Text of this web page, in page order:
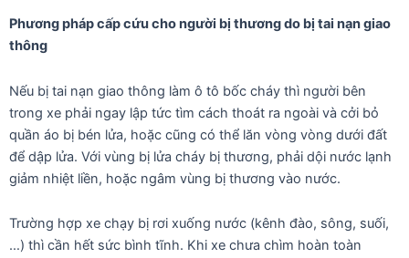
Phương pháp cấp cứu cho người bị thương do bị tai nạn giao
thông
Nếu bị tai nạn giao thông làm ô tô bốc cháy thì người bên
trong xe phải ngay lập tức tìm cách thoát ra ngoài và cởi bỏ
quần áo bị bén lửa, hoặc cũng có thể lăn vòng vòng dưới đất
để dập lửa. Với vùng bị lửa cháy bị thương, phải dội nước lạnh
giảm nhiệt liền, hoặc ngâm vùng bị thương vào nước.
Trường hợp xe chạy bị rơi xuống nước (kênh đào, sông, suối,
…) thì cần hết sức bình tĩnh. Khi xe chưa chìm hoàn toàn